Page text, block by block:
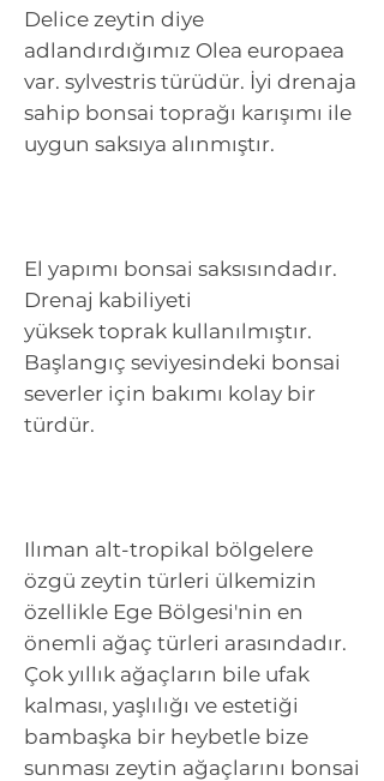
Delice zeytin diye
adlandırdığımız Olea europaea
var. sylvestris türüdür. İyi drenaja
sahip bonsai toprağı karışımı ile
uygun saksıya alınmıştır.
El yapımı bonsai saksısındadır.
Drenaj kabiliyeti
yüksek toprak kullanılmıştır.
Başlangıç seviyesindeki bonsai
severler için bakımı kolay bir
türdür.
Ilıman alt-tropikal bölgelere
özgü zeytin türleri ülkemizin
özellikle Ege Bölgesi'nin en
önemli ağaç türleri arasındadır.
Çok yıllık ağaçların bile ufak
kalması, yaşlılığı ve estetiği
bambaşka bir heybetle bize
sunması zeytin ağaçlarını bonsai